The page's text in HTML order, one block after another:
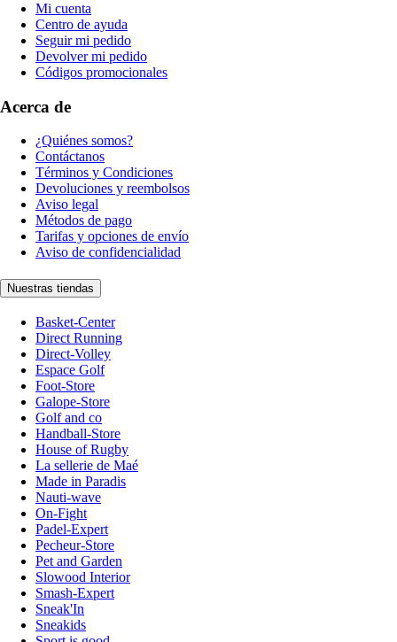
Mi cuenta
Centro de ayuda
Seguir mi pedido
Devolver mi pedido
Códigos promocionales
Acerca de
¿Quiénes somos?
Contáctanos
Términos y Condiciones
Devoluciones y reembolsos
Aviso legal
Métodos de pago
Tarifas y opciones de envío
Aviso de confidencialidad
Nuestras tiendas
Basket-Center
Direct Running
Direct-Volley
Espace Golf
Foot-Store
Galope-Store
Golf and co
Handball-Store
House of Rugby
La sellerie de Maé
Made in Paradis
Nauti-wave
On-Fight
Padel-Expert
Pecheur-Store
Pet and Garden
Slowood Interior
Smash-Expert
Sneak'In
Sneakids